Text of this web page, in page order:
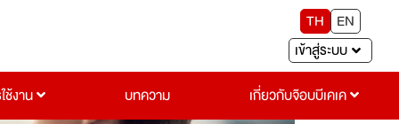
TH
EN
เข้าสู่ระบบ
ช้งาน บทความ เกี่ยวกับจ๊อบบีเคเค